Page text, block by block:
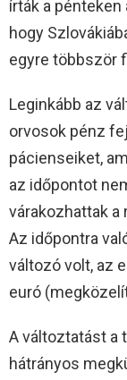
írták a pénteken
hogy
egyre többször
Leginkább az
orvosok pénz
pácienseiket,
az időpontot
várakozhattak a
Az időpontra
változó volt, az
euró
A változtatást a
hátrányos